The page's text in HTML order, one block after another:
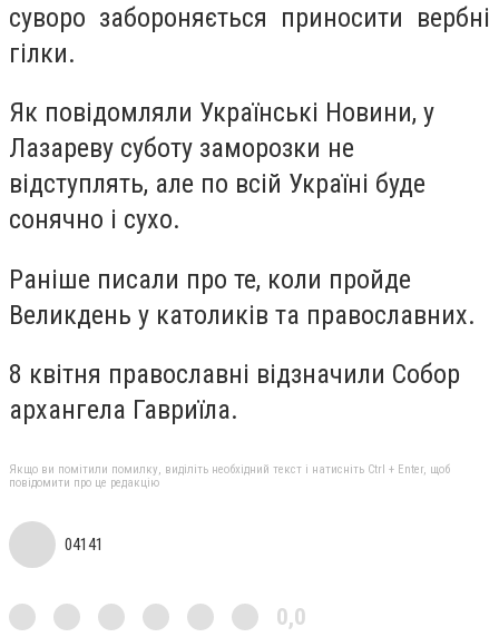
суворо забороняється приносити вербні
гілки.
Як повідомляли Українські Новини, у
Лазареву суботу заморозки не
відступлять, але по всій Україні буде
сонячно і сухо.
Раніше писали про те, коли пройде
Великдень у католиків та православних.
8 квітня православні відзначили Собор
архангела Гавриїла.
Якщо ви помітили помилку, виділіть необхідний текст і натисніть Ctrl + Enter, щоб
повідомити про це редакцію
04141
0,0